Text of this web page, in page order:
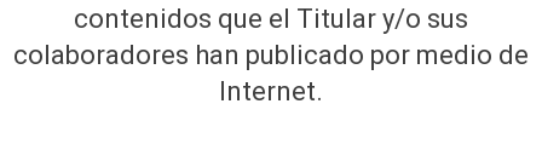
contenidos que el Titular y/o sus
colaboradores han publicado por medio de
Internet.